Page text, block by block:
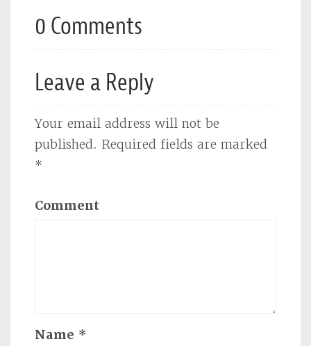
0 Comments
Leave a Reply
Your email address will not be
published. Required fields are marked
*
Comment
Name *